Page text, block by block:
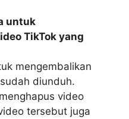
untuk
TikTok yang
mengembalikan
diunduh.
video
tersebut juga